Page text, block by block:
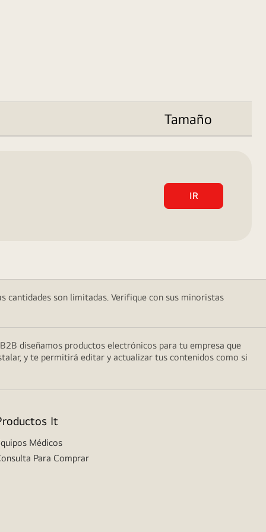
y una instalación más sencilla, por lo que están
Tamaño
IR
cantidades son limitadas. Verifique con sus minoristas
diseñamos productos electrónicos para tu empresa que
y te permitirá editar y actualizar tus contenidos como si
It
Médicos
Para Comprar